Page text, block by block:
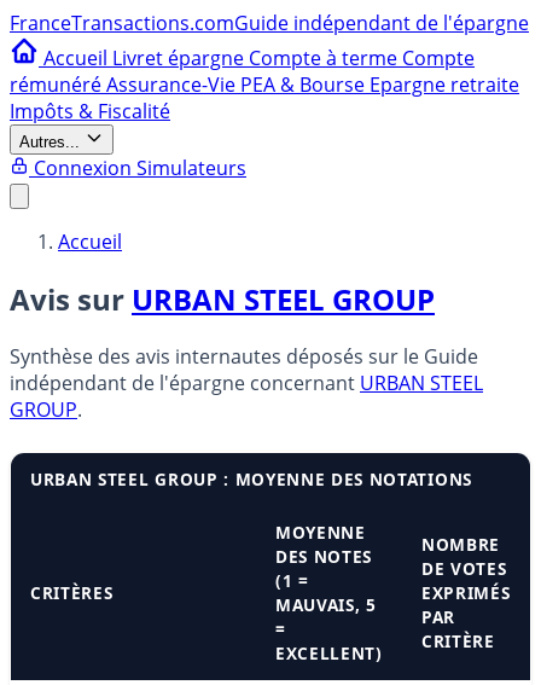
FranceTransactions.comGuide indépendant de l'épargne
Accueil Livret épargne Compte à terme Compte
rémunéréAssurance-Vie PEA & Bourse Epargne retraite
Impôts & Fiscalité
Autres...
Connexion Simulateurs
Accueil
Avis sur URBAN STEEL GROUP
Synthèse des avis internautes déposés sur le Guide
indépendant de l'épargne concernant URBAN STEEL
GROUP.
URBAN STEEL GROUP : MOYENNE DES NOTATIONS
CRITÈRES
MOYENNE
DES NOTES
(1 =
MAUVAIS, 5
=
EXCELLENT)
NOMBRE
DE VOTES
EXPRIMÉS
PAR
CRITÈRE